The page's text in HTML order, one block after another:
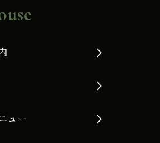
ュー